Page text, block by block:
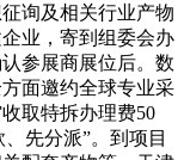
询及相关行业产物
业，寄到组委会办
参展商展位后。数
面邀约全球专业采
取特拆办理费50
先分派”。到项目